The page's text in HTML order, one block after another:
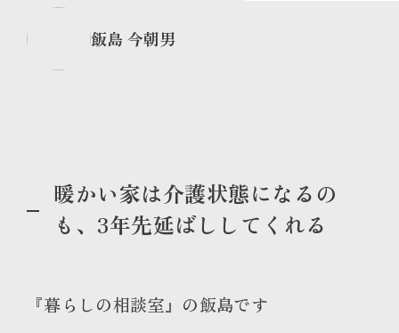
飯島 今朝男
暖かい家は介護状態になるの
も、3年先延ばししてくれる
『暮らしの相談室』の飯島です